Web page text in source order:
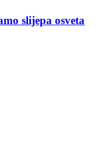
slijepa osveta